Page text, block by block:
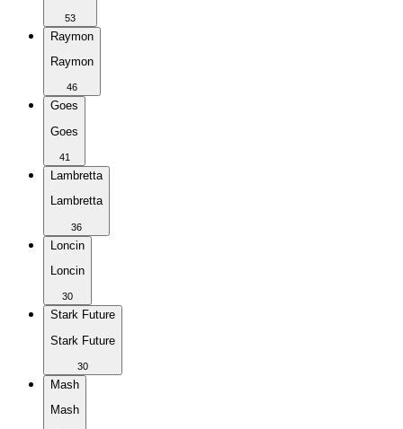
53
Raymon
Raymon
46
Goes
Goes
41
Lambretta
Lambretta
36
Loncin
Loncin
30
Stark Future
Stark Future
30
Mash
Mash